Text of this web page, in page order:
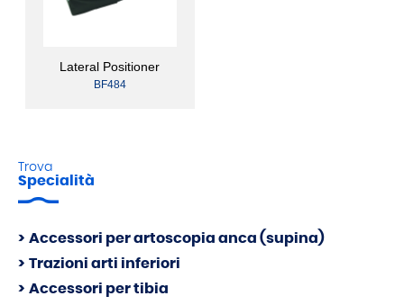
Trova
Specialità
Accessori per artoscopia anca (supina)
Trazioni arti inferiori
Accessori per tibia
Lateral Positioner
BF484